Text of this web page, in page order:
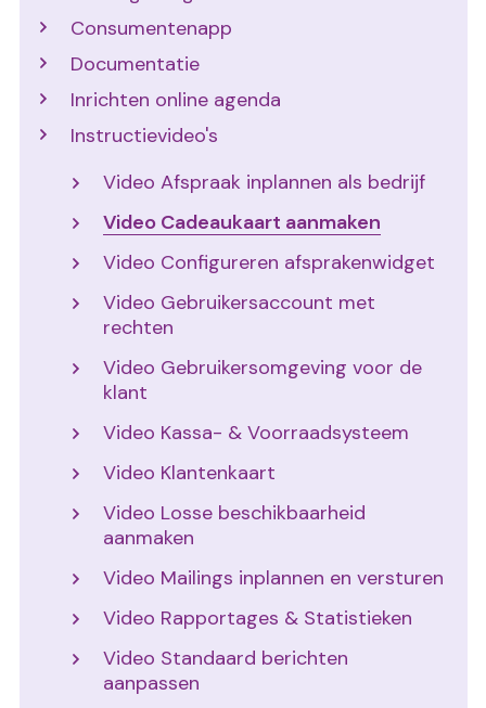
Consumentenapp
Documentatie
Inrichten online agenda
Instructievideo's
Video Afspraak inplannen als bedrijf
Video Cadeaukaart aanmaken
Video Configureren afsprakenwidget
Video Gebruikersaccount met
rechten
Video Gebruikersomgeving voor de
klant
Video Kassa- & Voorraadsysteem
Video Klantenkaart
Video Losse beschikbaarheid
aanmaken
Video Mailings inplannen en versturen
Video Rapportages & Statistieken
Video Standaard berichten
aanpassen